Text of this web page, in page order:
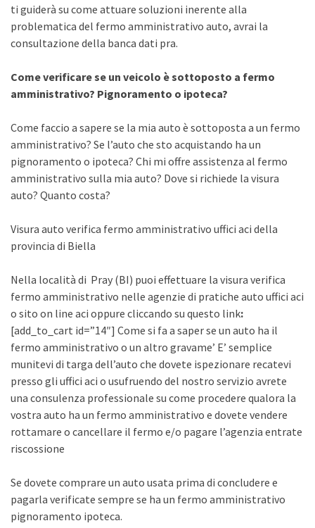
ti guiderà su come attuare soluzioni inerente alla
problematica del fermo amministrativo auto, avrai la
consultazione della banca dati pra.
Come verificare se un veicolo è sottoposto a fermo
amministrativo? Pignoramento o ipoteca?
Come faccio a sapere se la mia auto è sottoposta a un fermo
amministrativo? Se l’auto che sto acquistando ha un
pignoramento o ipoteca? Chi mi offre assistenza al fermo
amministrativo sulla mia auto? Dove si richiede la visura
auto? Quanto costa?
Visura auto verifica fermo amministrativo uffici aci della
provincia di Biella
Nella località di Pray (BI) puoi effettuare la visura verifica
fermo amministrativo nelle agenzie di pratiche auto uffici aci
o sito on line aci oppure cliccando su questo link:
[add_to_cart id=”14″] Come si fa a saper se un auto ha il
fermo amministrativo o un altro gravame’ E’ semplice
munitevi di targa dell’auto che dovete ispezionare recatevi
presso gli uffici aci o usufruendo del nostro servizio avrete
una consulenza professionale su come procedere qualora la
vostra auto ha un fermo amministrativo e dovete vendere
rottamare o cancellare il fermo e/o pagare l’agenzia entrate
riscossione
Se dovete comprare un auto usata prima di concludere e
pagarla verificate sempre se ha un fermo amministrativo
pignoramento ipoteca.